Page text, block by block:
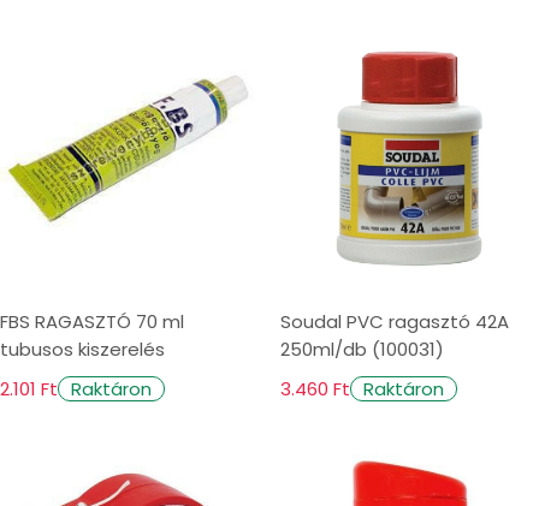
FBS RAGASZTÓ 70 ml
tubusos kiszerelés
2.101 Ft Raktáron
Soudal PVC ragasztó 42A
250ml/db (100031)
3.460 Ft Raktáron